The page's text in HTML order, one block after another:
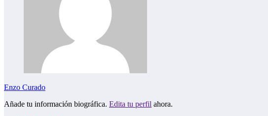
Enzo Curado
Añade tu información biográfica. Edita tu perfil ahora.